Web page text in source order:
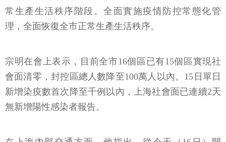
常生產生活秩序階段。全面實施疫情防控常態化管
理，全面恢復全市正常生產生活秩序。
宗明在會上表示，目前全市16個區已有15個區實現社
會面清零，封控區總人數降至100萬人以內。15日單日
新增染疫數首次降至千例以內，上海社會面已連續2天
無新增陽性感染者報告。